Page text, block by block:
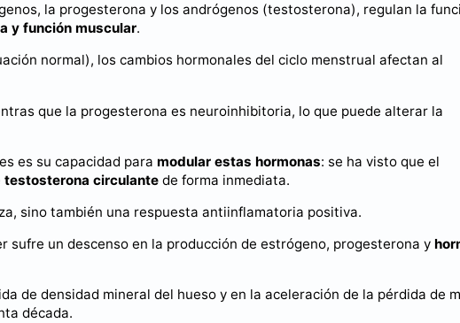
la progesterona y los andrógenos (testosterona), regulan la
y función muscular.
normal), los cambios hormonales del ciclo menstrual afectan al
que la progesterona es neuroinhibitoria, lo que puede alterar la
es su capacidad para modular estas hormonas: se ha visto que el
testosterona circulante de forma inmediata.
sino también una respuesta antiinflamatoria positiva.
sufre un descenso en la producción de estrógeno, progesterona y
de densidad mineral del hueso y en la aceleración de la pérdida de
década.